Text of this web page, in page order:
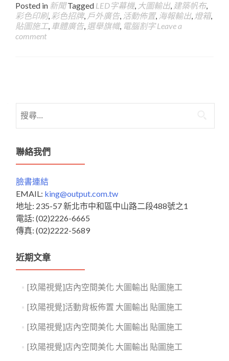
Posted in 新聞 Tagged LED字幕機, 大圖輸出, 建築帆布,
彩色印刷, 彩色招牌, 戶外廣告, 活動佈置, 海報輸出, 燈箱,
貼圖施工, 車體廣告, 選舉旗幟, 電腦割字 Leave a
comment
navigation
尋
鍵
字:
聯絡我們
臉書連結
EMAIL: king@output.com.tw
地址: 235-57 新北市中和區中山路二段488號之1
電話: (02)2226-6665
傳真: (02)2222-5689
近期文章
[玖陽視覺]店內空間美化 大圖輸出 貼圖施工
[玖陽視覺]活動背板佈置 大圖輸出 貼圖施工
[玖陽視覺]店內空間美化 大圖輸出 貼圖施工
[玖陽視覺]店內空間美化 大圖輸出 貼圖施工